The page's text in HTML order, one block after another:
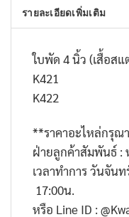
รายละเอียดเพิ่มเติม
ใบพัด 4 นิ้ว (เสื้อสแ
K421
K422
**ราคาอะไหล่กรุ
ฝ่ายลูกค้าสัมพันธ์ :
เวลาทำการ วันจันท
17:00น.
หรือ Line ID :